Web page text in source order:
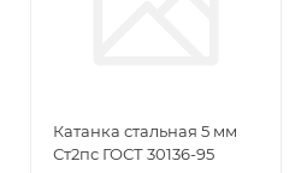
Катанка стальная 5 мм
Ст2пс ГОСТ 30136-95